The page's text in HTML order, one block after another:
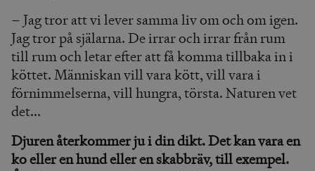
– Jag tror att vi lever samma liv om och om igen.
Jag tror på själarna. De irrar och irrar från rum
till rum och letar efter att få komma tillbaka in i
köttet. Människan vill vara kött, vill vara i
förnimmelserna, vill hungra, törsta. Naturen vet
det...
Djuren återkommer ju i din dikt. Det kan vara en
ko eller en hund eller en skabbräv, till exempel.